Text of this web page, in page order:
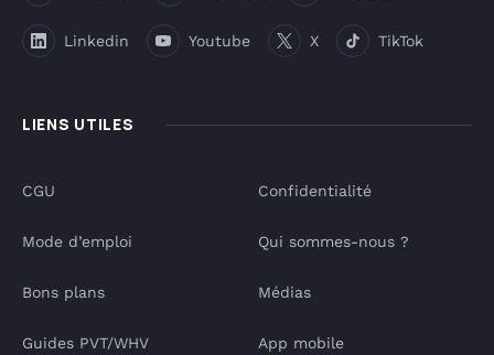
Linkedin Youtube X TikTok
LIENS UTILES
CGU
Mode d’emploi
Bons plans
Guides PVT/WHV
Confidentialité
Qui sommes-nous ?
Médias
App mobile